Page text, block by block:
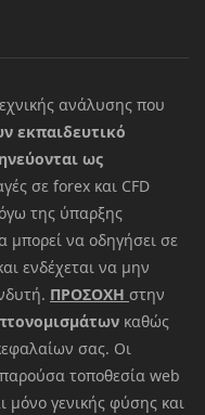
ανάλυσης που
εκπαιδευτικό
ως
σε forex και CFD
της ύπαρξης
μπορεί να οδηγήσει σε
ενδέχεται να μην
ΠΡΟΣΟΧΗ στην
καθώς
σας. Οι
τοποθεσία web
μόνο γενικής φύσης και